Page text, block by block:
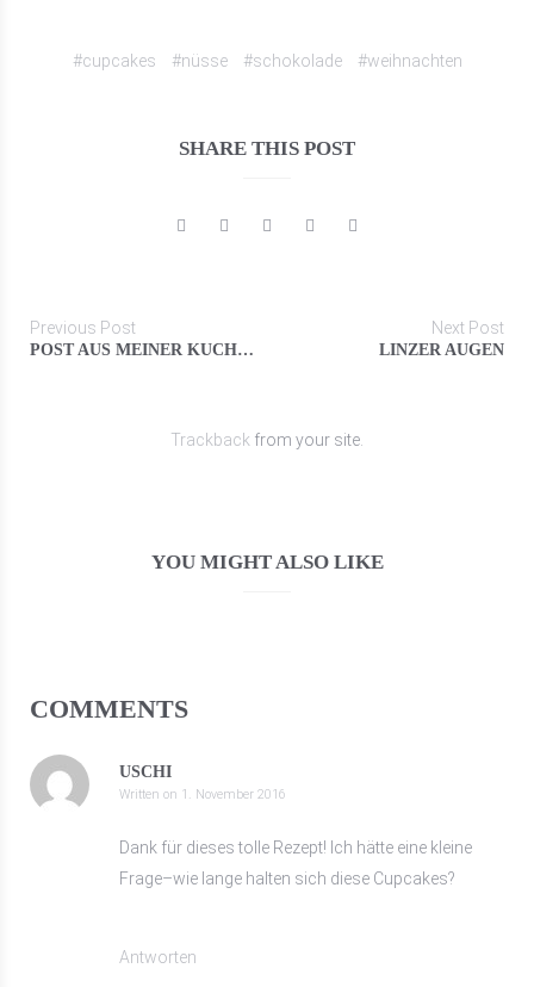
#cupcakes #nüsse #schokolade #weihnachten
SHARE THIS POST
Previous Post
POST AUS MEINER KÜCHE: WEIHNACHTSSCHICKEREI
Next Post
LINZER AUGEN
Trackback from your site.
YOU MIGHT ALSO LIKE
COMMENTS
USCHI
Written on 1. November 2016
Dank für dieses tolle Rezept! Ich hätte eine kleine
Frage–wie lange halten sich diese Cupcakes?
Antworten